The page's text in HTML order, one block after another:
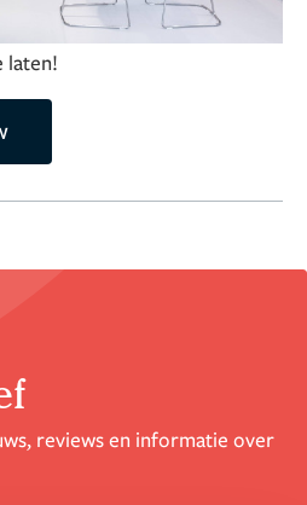
van hun keuze door een
laten!
reviews en informatie over